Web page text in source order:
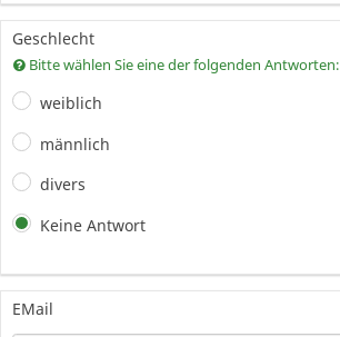
Geschlecht
Bitte wählen Sie eine der folgenden Antworten:
weiblich
männlich
divers
Keine Antwort
EMail